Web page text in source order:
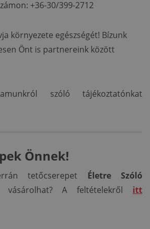
+36-30/399-2712
környezete egészségét! Bízunk
Önt is partnereink között
szóló tájékoztatónkat
Önnek!
tetőcserepet Életre Szóló
A feltételekről itt